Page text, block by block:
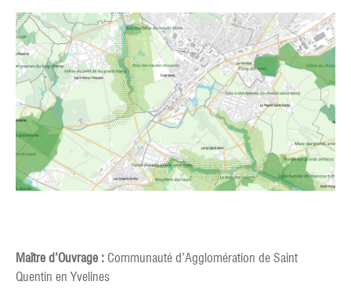
Maître d’Ouvrage : Communauté d’Agglomération de Saint
Quentin en Yvelines